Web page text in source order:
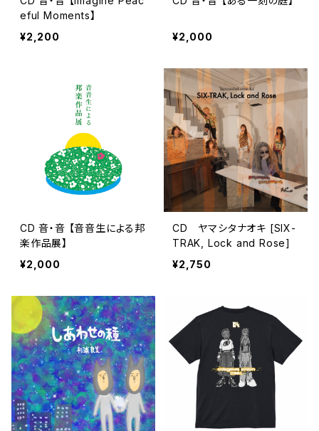
eful Moments】
¥2,200
¥2,000
CD 音・音 【音音生による邦
楽作品展】
¥2,000
CD ヤマシタナオキ [SIX-
TRAK, Lock and Rose]
¥2,750